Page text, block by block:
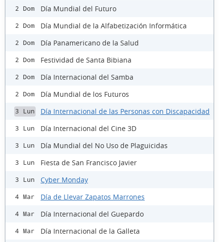
2 Dom Día Mundial del Futuro
2 Dom Día Mundial de la Alfabetización Informática
2 Dom Día Panamericano de la Salud
2 Dom Festividad de Santa Bibiana
2 Dom Día Internacional del Samba
2 Dom Día Mundial de los Futuros
3 Lun Día Internacional de las Personas con Discapacidad
3 Lun Día Internacional del Cine 3D
3 Lun Día Mundial del No Uso de Plaguicidas
3 Lun Fiesta de San Francisco Javier
3 Lun Cyber Monday
4 Mar Día de Llevar Zapatos Marrones
4 Mar Día Internacional del Guepardo
4 Mar Día Internacional de la Galleta